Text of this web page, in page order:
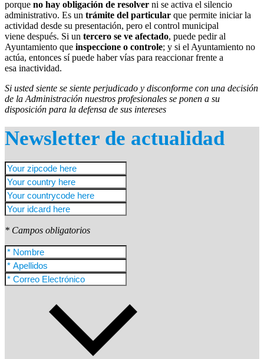
porque no hay obligación de resolver ni se activa el silencio
administrativo. Es un trámite del particular que permite iniciar la
actividad desde su presentación, pero el control municipal
viene después. Si un tercero se ve afectado, puede pedir al
Ayuntamiento que inspeccione o controle; y si el Ayuntamiento no
actúa, entonces sí puede haber vías para reaccionar frente a
esa inactividad.
Si usted siente se siente perjudicado y disconforme con una decisión
de la Administración nuestros profesionales se ponen a su
disposición para la defensa de sus intereses
Newsletter de actualidad
* Campos obligatorios